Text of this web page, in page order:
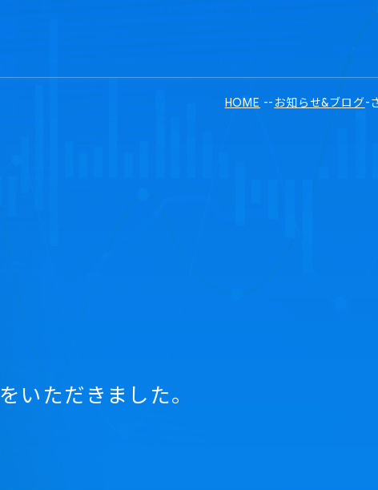
HOME -- お知らせ&ブログ-
いただきました。